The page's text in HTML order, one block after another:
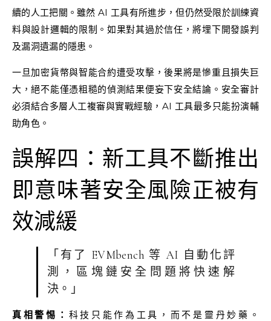
續的人工把關。雖然 AI 工具有所進步，但仍然受限於訓練資
料與設計邏輯的限制。如果對其過於信任，將埋下開發誤判
及漏洞遺漏的隱患。
一旦加密貨幣與智能合約遭受攻擊，後果將是慘重且損失巨
大，絕不能僅憑粗糙的偵測結果便妄下安全結論。安全審計
必須結合多層人工複審與實戰經驗，AI 工具最多只能扮演輔
助角色。
誤解四：新工具不斷推出
即意味著安全風險正被有
效減緩
「有了 EVMbench 等 AI 自動化評
測，區塊鏈安全問題將快速解
決。」
真相警惕： 科技只能作為工具，而不是靈丹妙藥。